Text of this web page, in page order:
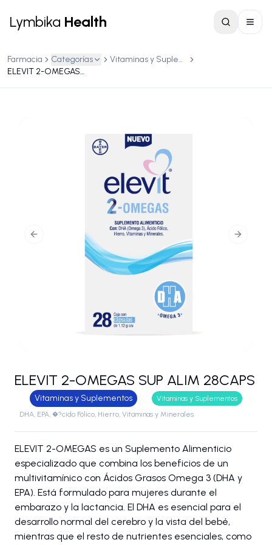
Lymbika Health
Farmacia Categorías
Vitaminas y Suplementos
ELEVIT 2-OMEGAS SUP ALIM 28CAPS
Previous slide Next
ELEVIT 2-OMEGAS SUP ALIM 28CAPS
Vitaminas y Suplementos
Vitaminas y Suplementos
DHA, EPA, �?cido Fólico, Hierro, Vitaminas y Minerales.
ELEVIT 2-OMEGAS es un Suplemento Alimenticio
especializado que combina los beneficios de un
multivitamínico con Ácidos Grasos Omega 3 (DHA y
EPA). Está formulado para mujeres durante el
embarazo y la lactancia. El DHA es esencial para el
desarrollo normal del cerebro y la vista del bebé,
mientras que el resto de nutrientes esenciales, como